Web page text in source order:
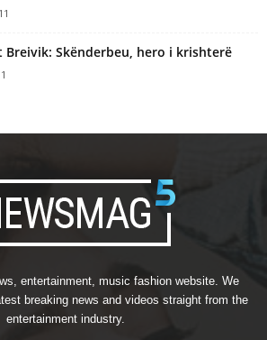
Skënderbeu, hero i krishterë
entertainment, music fashion website. We
breaking news and videos straight from the
entertainment industry.